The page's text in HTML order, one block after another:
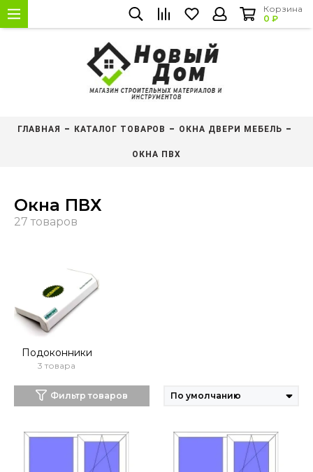
Корзина
0 ₽
ГЛАВНАЯ КАТАЛОГ ТОВАРОВ ОКНА ДВЕРИ МЕБЕЛЬ
ОКНА ПВХ
Окна ПВХ
Подоконники
3 товара
Фильтр товаров